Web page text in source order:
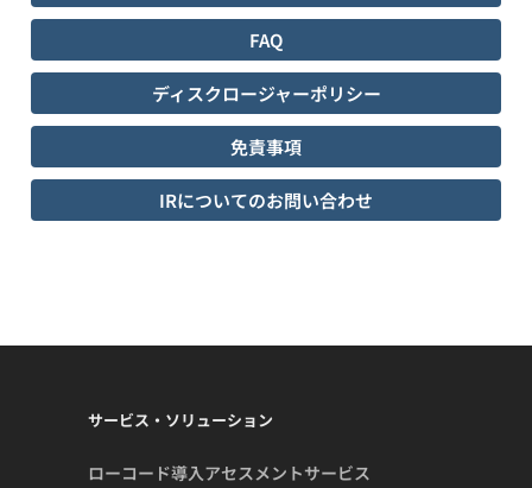
FAQ
ディスクロージャーポリシー
免責事項
IRについてのお問い合わせ
サービス・ソリューション
ローコード導入アセスメントサービス